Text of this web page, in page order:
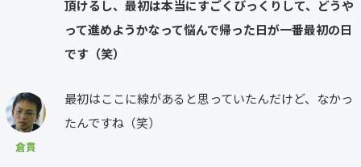
頂けるし、最初は本当にすごくびっくりして、どうや
って進めようかなって悩んで帰った日が一番最初の日
です（笑）
倉貫
最初はここに線があると思っていたんだけど、なかっ
たんですね（笑）